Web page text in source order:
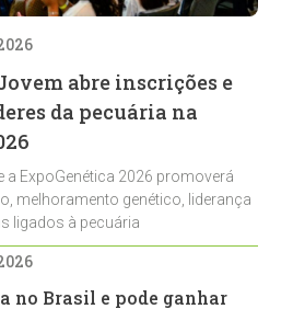
abre inscrições e
da pecuária na
a ExpoGenética 2026 promoverá
melhoramento genético, liderança
ligados à pecuária
no Brasil e pode ganhar